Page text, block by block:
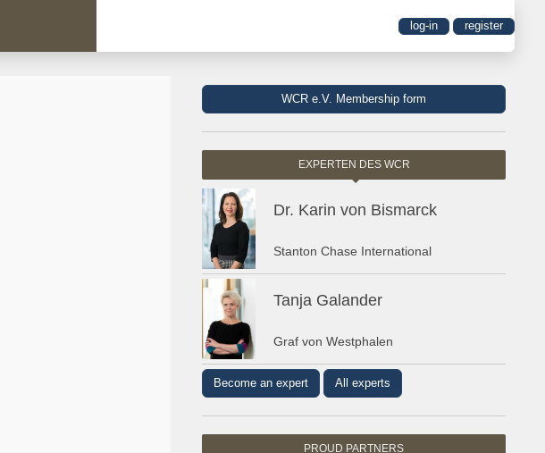
log-in register
WCR e.V. Membership form
EXPERTEN DES WCR
Dr. Karin von Bismarck
Stanton Chase International
Tanja Galander
Graf von Westphalen
Become an expert All experts
PROUD PARTNERS